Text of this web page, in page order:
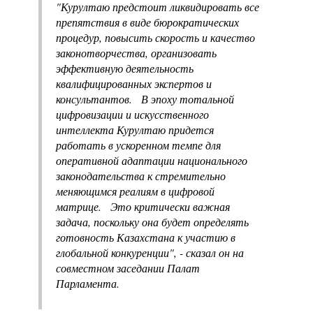
"Курултаю предстоит ликвидировать все
препятствия в виде бюрократических
процедур, повысить скорость и качество
законотворчества, организовать
эффективную деятельность
квалифицированных экспертов и
консультантов. В эпоху тотальной
цифровизации и искусственного
интеллекта Курултаю придется
работать в ускоренном темпе для
оперативной адаптации национального
законодательства к стремительно
меняющимся реалиям в цифровой
матрице. Это критически важная
задача, поскольку она будет определять
готовность Казахстана к участию в
глобальной конкуренции", - сказал он на
совместном заседании Палат
Парламента.